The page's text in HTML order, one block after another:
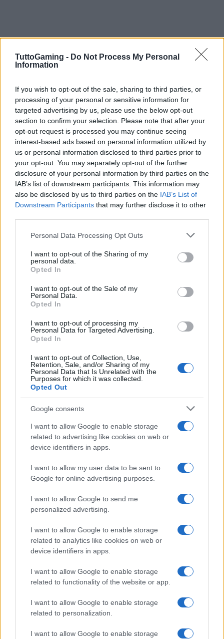
TuttoGaming - Do Not Process My Personal
Information
If you wish to opt-out of the sale, sharing to third parties, or
processing of your personal or sensitive information for
targeted advertising by us, please use the below opt-out
section to confirm your selection. Please note that after your
opt-out request is processed you may continue seeing
interest-based ads based on personal information utilized by
us or personal information disclosed to third parties prior to
your opt-out. You may separately opt-out of the further
disclosure of your personal information by third parties on the
IAB’s list of downstream participants. This information may
also be disclosed by us to third parties on the IAB’s List of
Downstream Participants that may further disclose it to other
Please note that this website/app uses one or more Google
not limited to your visit or usage behaviour. You may click to
grant or deny consent to Google and its third-party tags to
use your data for below specified purposes in below Google
consent section.
Personal Data Processing Opt Outs
I want to opt-out of the Sharing of my
personal data.
Opted In
I want to opt-out of the Sale of my
Personal Data.
Opted In
I want to opt-out of processing my
Personal Data for Targeted Advertising.
Opted In
I want to opt-out of Collection, Use,
Retention, Sale, and/or Sharing of my
Personal Data that Is Unrelated with the
Purposes for which it was collected.
Opted Out
Google consents
I want to allow Google to enable storage
related to advertising like cookies on web or
device identifiers in apps.
I want to allow my user data to be sent to
Google for online advertising purposes.
I want to allow Google to send me
personalized advertising.
I want to allow Google to enable storage
related to analytics like cookies on web or
device identifiers in apps.
I want to allow Google to enable storage
related to functionality of the website or app.
I want to allow Google to enable storage
related to personalization.
I want to allow Google to enable storage
Continua a leggere
GAMING NEWS
William, Kate e i principini in Scozia per i giochi del
Commonwealth: tutti i dettagli
Francesca Lombardi · 2 Ago 2026
impianti sportivi che stanno trasformando la città
Ilaria Mauri · 28 Lug 2026
L’evoluzione di Nintendo tra eredità creativa e
adattamento del modello di business